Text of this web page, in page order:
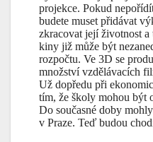
projekce. Pokud
budete muset přidávat
zkracovat její životnost a
kiny již může být
rozpočtu. Ve 3D se
množství vzdělávacích
Už dopředu při
tím, že školy mohou být
Do současné doby
v Praze. Teď budou